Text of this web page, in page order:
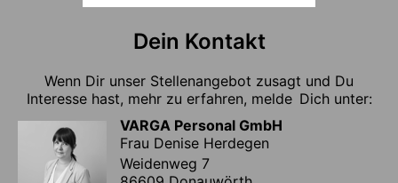
Dein Kontakt
Wenn Dir unser Stellenangebot zusagt und Du
Interesse hast, mehr zu erfahren, melde Dich unter:
VARGA Personal GmbH
Frau Denise Herdegen
Weidenweg 7